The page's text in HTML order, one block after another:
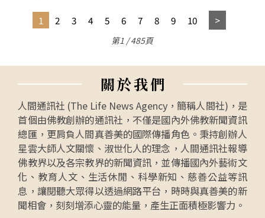
1 2 3 4 5 6 7 8 9 10
第1 / 485頁
關於我們
人間通訊社 (The Life News Agency，簡稱人間社)，是
首個由佛教創辦的通訊社，不僅是國內外佛教新聞資訊
總匯，更肩負人間真善美的國際傳播角色。秉持創辦人
星雲大師人文關懷、淑世化人的理念，人間通訊社報導
佛教界以及各宗教界的新聞資訊，並傳播國內外藝術文
化、教育人文、生活休閒、科學新知、慈善公益等訊
息，讓閱聽大眾得以透過網路平台，時時與真善美的新
聞相會，刻刻增添心靈的能量，產生正面積極影響力。